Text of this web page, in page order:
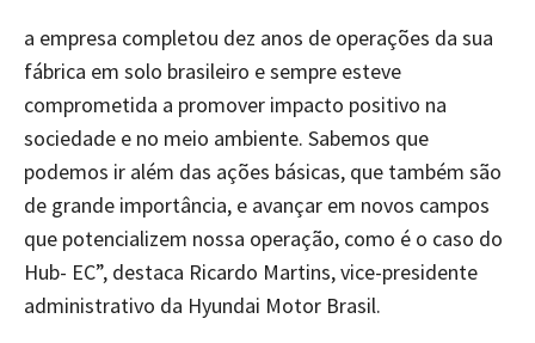
a empresa completou dez anos de operações da sua
fábrica em solo brasileiro e sempre esteve
comprometida a promover impacto positivo na
sociedade e no meio ambiente. Sabemos que
podemos ir além das ações básicas, que também são
de grande importância, e avançar em novos campos
que potencializem nossa operação, como é o caso do
Hub- EC”, destaca Ricardo Martins, vice-presidente
administrativo da Hyundai Motor Brasil.